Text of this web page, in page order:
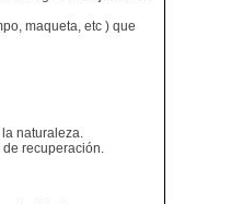
maqueta, etc ) que
naturaleza.
recuperación.